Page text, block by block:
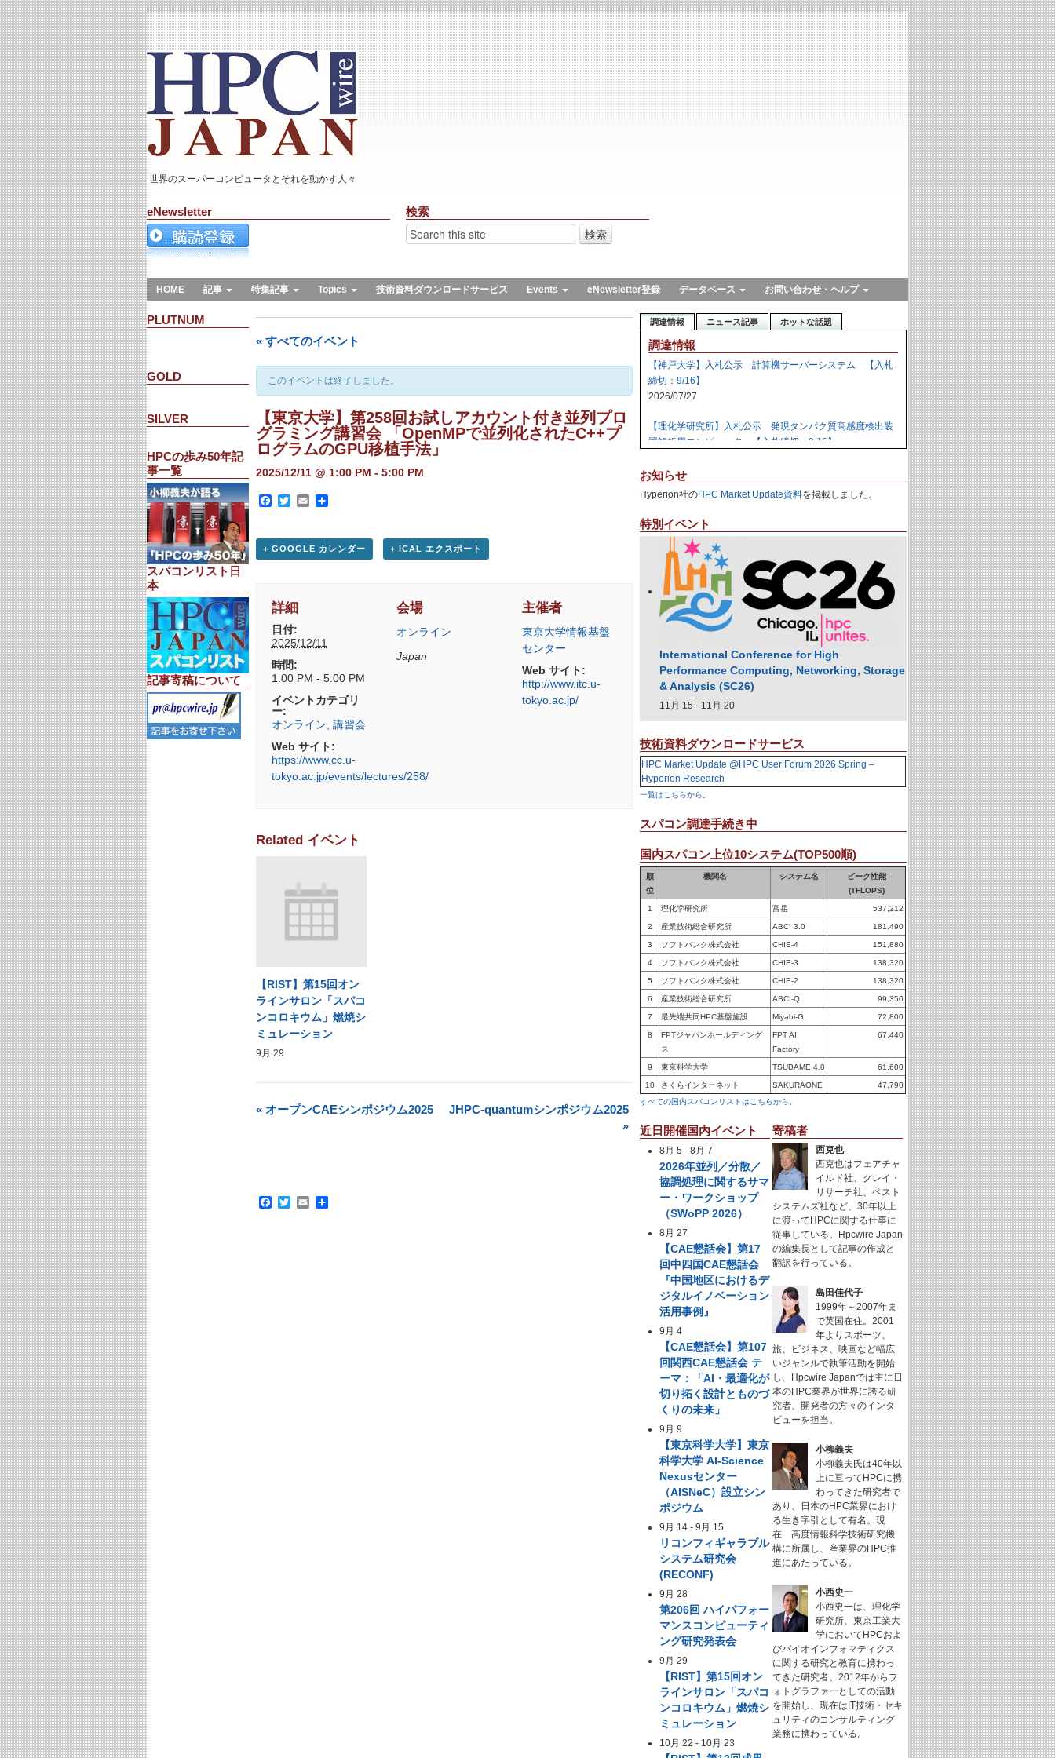
世界のスーパーコンピュータとそれを動かす人々
eNewsletter 検索
HOME 記事 特集記事 Topics 技術資料ダウンロードサービス Events eNewsletter登録 データベース お問い合わせ・ヘルプ
PLUTNUM
GOLD
SILVER
HPCの歩み50年記
事一覧
スパコンリスト日
本
記事寄稿について
« すべてのイベント
このイベントは終了しました。
【東京大学】第258回お試しアカウント付き並列プロ
グラミング講習会 「OpenMPで並列化されたC++プ
ログラムのGPU移植手法」
2025/12/11 @ 1:00 PM - 5:00 PM
Facebook
TwitterEmail
共
+ GOOGLE カレンダー + ICAL エクスポート
詳細
日付:
2025/12/11
時間:
1:00 PM - 5:00 PM
イベントカテゴリ
ー:
オンライン, 講習会
Web サイト:
https://www.cc.u-
tokyo.ac.jp/events/lectures/258/
会場
オンライン
Japan
主催者
東京大学情報基盤
センター
Web サイト:
http://www.itc.u-
tokyo.ac.jp/
Related イベント
【RIST】第15回オン
ラインサロン「スパコ
ンコロキウム」燃焼シ
ミュレーション
9月 29
«オープンCAEシンポジウム2025
JHPC-quantumシンポジウム2025
»
Facebook
TwitterEmail
共
調達情報 ニュース記事 ホットな話題
調達情報
【神戸大学】入札公示 計算機サーバーシステム 【入札
締切：9/16】
2026/07/27
【理化学研究所】入札公示 発現タンパク質高感度検出装
置解析用コンピュータ 【入札締切：9/16】
【日本原子力研究開発機構】資料招請 ＧＰＵ計算機シス
2026/07/24
【日本原子力研究開発機構】入札公示 炉心損傷解析用ク
ラスタ計算機の購入 【入札締切：9/29】
2026/07/23
【高知大学】落札公示 人工知能用計算ノード 【株式会
社エレパ】 31,988,000円
お知らせ
Hyperion社のHPC Market Update資料を掲載しました。
特別イベント
International Conference for High
Performance Computing, Networking, Storage
& Analysis (SC26)
11月 15 - 11月 20
技術資料ダウンロードサービス
HPC Market Update @HPC User Forum 2026 Spring –
Hyperion Research
一覧はこちらから
スパコン調達手続き中
国内スパコン上位10システム(TOP500順)
順
位
機関名 システム名
ピーク性能
(TFLOPS)
1 理化学研究所 富岳 537,212
2 産業技術総合研究所 ABCI 3.0 181,490
3 ソフトバンク株式会社 CHIE-4 151,880
4 ソフトバンク株式会社 CHIE-3 138,320
5 ソフトバンク株式会社 CHIE-2 138,320
6 産業技術総合研究所 ABCI-Q 99,350
7 最先端共同HPC基盤施設 Miyabi-G 72,800
8
FPTジャパンホールディング
ス
FPT AI
Factory
67,440
9 東京科学大学 TSUBAME 4.0 61,600
10 さくらインターネット SAKURAONE
47,790
すべての国内スパコンリストはこちらから
近日開催国内イベント
8月 5 -8月 7
2026年並列／分散／
協調処理に関するサマ
ー・ワークショップ
（SWoPP 2026）
8月 27
【CAE懇話会】第17
回中四国CAE懇話会
『中国地区におけるデ
ジタルイノベーション
活用事例』
9月 4
【CAE懇話会】第107
回関西CAE懇話会 テ
ーマ：「AI・最適化が
切り拓く設計とものづ
くりの未来」
9月 9
【東京科学大学】東京
科学大学 AI-Science
Nexusセンター
（AISNeC）設立シン
ポジウム
9月 14 -9月 15
リコンフィギャラブル
システム研究会
(RECONF)
9月 28
第206回 ハイパフォー
マンスコンピューティ
ング研究発表会
9月 29
【RIST】第15回オン
ラインサロン「スパコ
ンコロキウム」燃焼シ
ミュレーション
10月 22 - 10月 23
寄稿者
西克也
西克也はフェアチャ
イルド社、クレイ・
リサーチ社、ベスト
システムズ社など、30年以上
に渡ってHPCに関する仕事に
従事している。Hpcwire Japan
の編集長として記事の作成と
翻訳を行っている。
島田佳代子
1999年～2007年ま
で英国在住。2001
年よりスポーツ、
旅、ビジネス、映画など幅広
いジャンルで執筆活動を開始
し、Hpcwire Japanでは主に日
本のHPC業界が世界に誇る研
究者、開発者の方々のインタ
ビューを担当。
小柳義夫
小柳義夫氏は40年以
上に亘ってHPCに携
わってきた研究者で
あり、日本のHPC業界におけ
る生き字引として有名。現
在 高度情報科学技術研究機
構に所属し、産業界のHPC推
進にあたっている。
小西史一
小西史一は、理化学
研究所、東京工業大
学においてHPCおよ
びバイオインフォマティクス
に関する研究と教育に携わっ
てきた研究者。2012年からフ
ォトグラファーとしての活動
を開始し、現在はIT技術・セキ
ュリティのコンサルティング
業務に携わっている。